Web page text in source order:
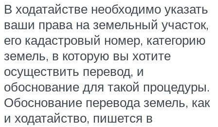
В ходатайстве необходимо указать
ваши права на земельный участок,
его кадастровый номер, категорию
земель, в которую вы хотите
осуществить перевод, и
обоснование для такой процедуры.
Обоснование перевода земель, как
и ходатайство, пишется в